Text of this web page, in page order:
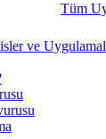
Tüm
ve